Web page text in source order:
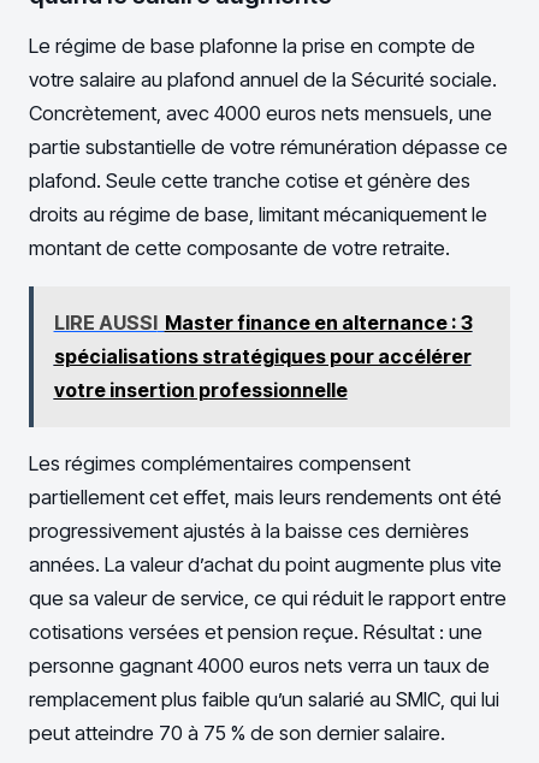
Le régime de base plafonne la prise en compte de
votre salaire au plafond annuel de la Sécurité sociale.
Concrètement, avec 4000 euros nets mensuels, une
partie substantielle de votre rémunération dépasse ce
plafond. Seule cette tranche cotise et génère des
droits au régime de base, limitant mécaniquement le
montant de cette composante de votre retraite.
LIRE AUSSI Master finance en alternance : 3
spécialisations stratégiques pour accélérer
votre insertion professionnelle
Les régimes complémentaires compensent
partiellement cet effet, mais leurs rendements ont été
progressivement ajustés à la baisse ces dernières
années. La valeur d’achat du point augmente plus vite
que sa valeur de service, ce qui réduit le rapport entre
cotisations versées et pension reçue. Résultat : une
personne gagnant 4000 euros nets verra un taux de
remplacement plus faible qu’un salarié au SMIC, qui lui
peut atteindre 70 à 75 % de son dernier salaire.